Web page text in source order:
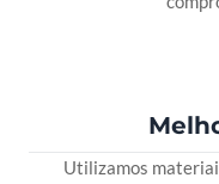
Utilizamos